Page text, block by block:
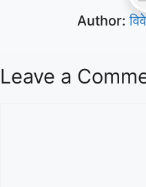
Author:
Leave a